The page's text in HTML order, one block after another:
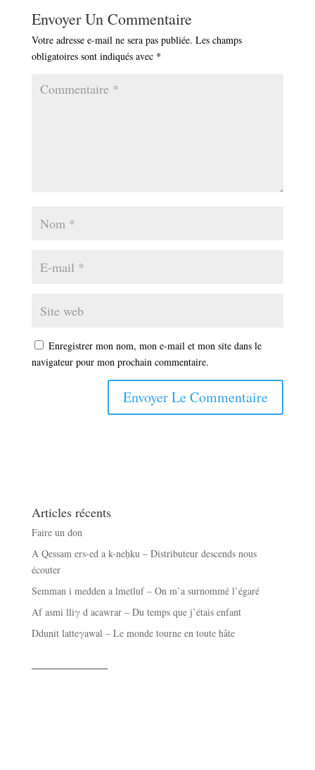
Envoyer Un Commentaire
Votre adresse e-mail ne sera pas publiée. Les champs
obligatoires sont indiqués avec *
Enregistrer mon nom, mon e-mail et mon site dans le
navigateur pour mon prochain commentaire.
Articles récents
Faire un don
A Qessam ers-ed a k-neḥku – Distributeur descends nous
écouter
Semman i medden a lmetluf – On m’a surnommé l’égaré
Af asmi lliγ d acawrar – Du temps que j’étais enfant
Ddunit latteγawal – Le monde tourne en toute hâte
——————